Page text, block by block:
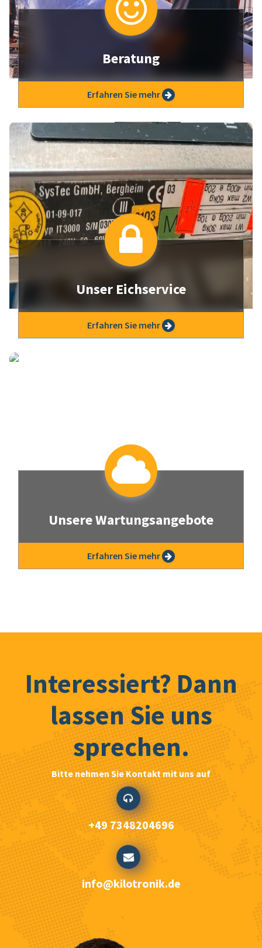
Beratung
Lorem Ipsum is simply dummy text of the
printing and typesetting
Erfahren Sie mehr
Unser Eichservice
Lorem Ipsum is simply dummy text of the
printing and typesetting
Erfahren Sie mehr
Unsere Wartungsangebote
Lorem Ipsum is simply dummy text of the
printing and typesetting
Erfahren Sie mehr
Interessiert? Dann
lassen Sie uns
sprechen.
Bitte nehmen Sie Kontakt mit uns auf
+49 7348204696
info@kilotronik.de